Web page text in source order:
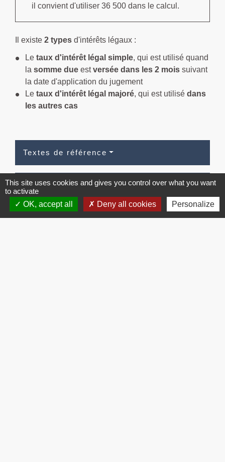
il convient d'utiliser 36 500 dans le calcul.
Il existe 2 types d'intérêts légaux :
Le taux d'intérêt légal simple, qui est utilisé quand
la somme due estversée dans les 2 mois suivant
la date d'application du jugement
Le taux d'intérêt légal majoré, qui est utilisé dans
les autres cas
Textes de référence
Questions ? Réponses !
Qu'est-ce que l'intérêt légal ?
This site uses cookies and gives you control over what you want
to activate
OK, accept all
Deny all cookies Personalize